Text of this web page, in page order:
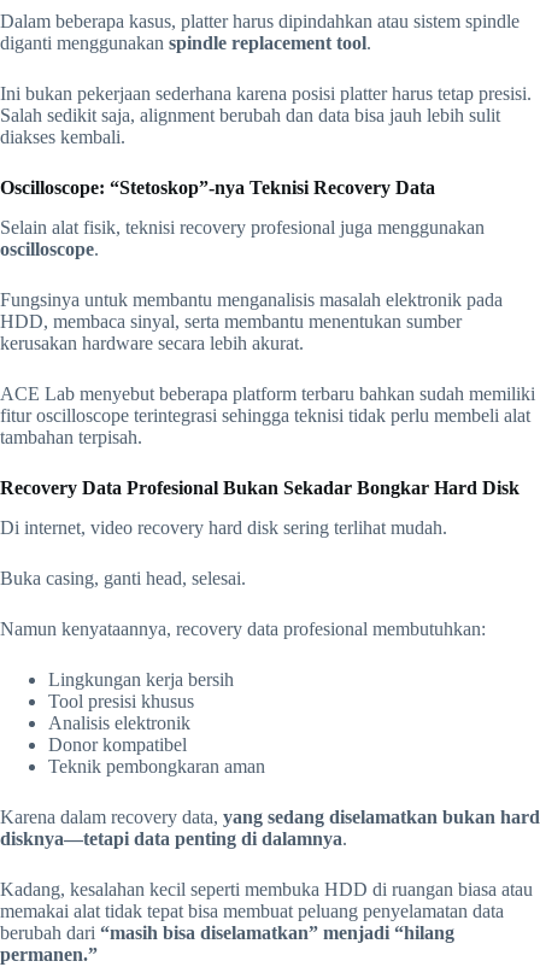
Dalam beberapa kasus, platter harus dipindahkan atau sistem spindle
diganti menggunakan spindle replacement tool.
Ini bukan pekerjaan sederhana karena posisi platter harus tetap presisi.
Salah sedikit saja, alignment berubah dan data bisa jauh lebih sulit
diakses kembali.
Oscilloscope: “Stetoskop”-nya Teknisi Recovery Data
Selain alat fisik, teknisi recovery profesional juga menggunakan
oscilloscope.
Fungsinya untuk membantu menganalisis masalah elektronik pada
HDD, membaca sinyal, serta membantu menentukan sumber
kerusakan hardware secara lebih akurat.
ACE Lab menyebut beberapa platform terbaru bahkan sudah memiliki
fitur oscilloscope terintegrasi sehingga teknisi tidak perlu membeli alat
tambahan terpisah.
Recovery Data Profesional Bukan Sekadar Bongkar Hard Disk
Di internet, video recovery hard disk sering terlihat mudah.
Buka casing, ganti head, selesai.
Namun kenyataannya, recovery data profesional membutuhkan:
Lingkungan kerja bersih
Tool presisi khusus
Analisis elektronik
Donor kompatibel
Teknik pembongkaran aman
Karena dalam recovery data, yang sedang diselamatkan bukan hard
disknya—tetapi data penting di dalamnya.
Kadang, kesalahan kecil seperti membuka HDD di ruangan biasa atau
memakai alat tidak tepat bisa membuat peluang penyelamatan data
berubah dari “masih bisa diselamatkan” menjadi “hilang
permanen.”